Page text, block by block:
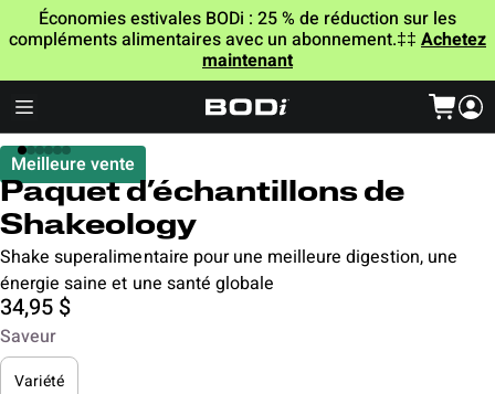
Économies estivales BODi : 25 % de réduction sur les
compléments alimentaires avec un abonnement.‡‡ Achetez
maintenant
Meilleure vente
Paquet d’échantillons de
Shakeology
Shake superalimentaire pour une meilleure digestion, une
énergie saine et une santé globale
34,95 $
Saveur
Variété